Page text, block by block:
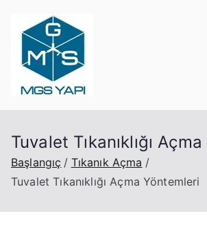
Tuvalet Tıkanıklığı
Başlangıç
Tıkanık Açma
Tuvalet Tıkanıklığı Açma Yöntemleri